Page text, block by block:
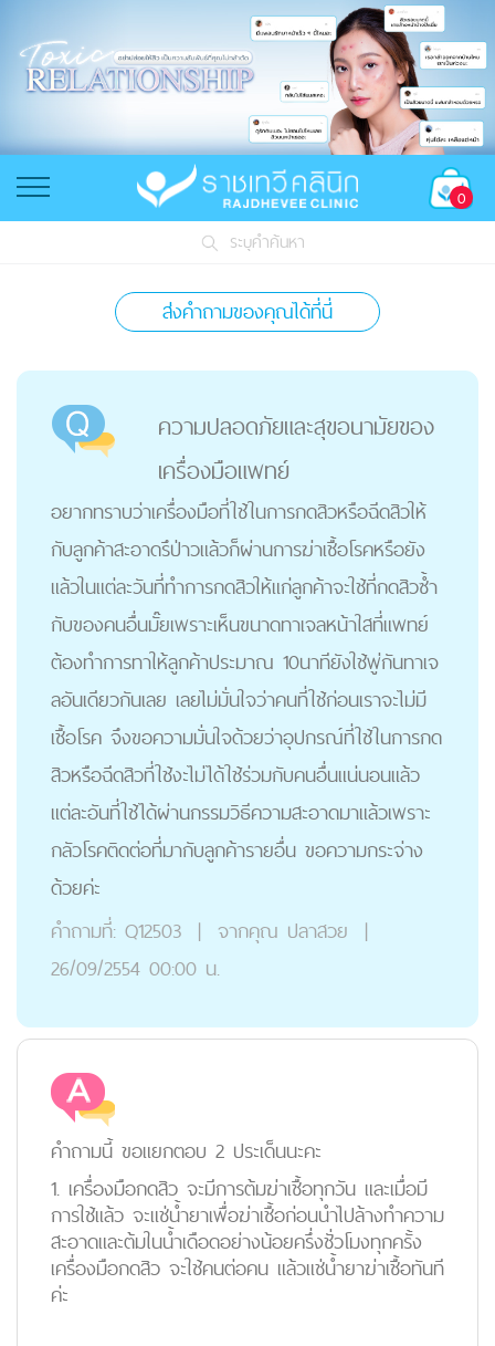
0
ระบุคำค้นหา
ส่งคำถามของคุณได้ที่นี่
ความปลอดภัยและสุขอนามัยของ
เครื่องมือแพทย์
อยากทราบว่าเครื่องมือที่ใช้ในการกดสิวหรือฉีดสิวให้
กับลูกค้าสะอาดรึป่าวแล้วก็ผ่านการฆ่าเชื้อโรคหรือยัง
แล้วในแต่ละวันที่ทำการกดสิวให้แก่ลูกค้าจะใช้ที่กดสิวซ้ำ
กับของคนอื่นมั๊ยเพราะเห็นขนาดทาเจลหน้าใสที่แพทย์
ต้องทำการทาให้ลูกค้าประมาณ 10นาทียังใช้พู่กันทาเจ
ลอันเดียวกันเลย เลยไม่มั่นใจว่าคนที่ใช้ก่อนเราจะไม่มี
เชื้อโรค จึงขอความมั่นใจด้วยว่าอุปกรณ์ที่ใช้ในการกด
สิวหรือฉีดสิวที่ใช้งะไม่ได้ใช้ร่วมกับคนอื่นแน่นอนแล้ว
แต่ละอันที่ใช้ได้ผ่านกรรมวิธีความสะอาดมาแล้วเพราะ
กลัวโรคติดต่อที่มากับลูกค้ารายอื่น ขอความกระจ่าง
ด้วยค่ะ
คำถามที่: Q12503 | จากคุณ ปลาสวย |
26/09/2554 00:00 น.
คำถามนี้ ขอแยกตอบ 2 ประเด็นนะคะ
1. เครื่องมือกดสิว จะมีการต้มฆ่าเชื้อทุกวัน และเมื่อมี
การใช้แล้ว จะแช่น้ำยาเพื่อฆ่าเชื้อก่อนนำไปล้างทำความ
สะอาดและต้มในน้ำเดือดอย่างน้อยครึ่งชั่วโมงทุกครั้ง
เครื่องมือกดสิว จะใช้คนต่อคน แล้วแช่น้ำยาฆ่าเชื้อทันที
ค่ะ